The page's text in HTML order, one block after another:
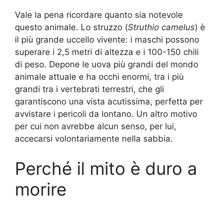
Vale la pena ricordare quanto sia notevole
questo animale. Lo struzzo (Struthio camelus) è
il più grande uccello vivente: i maschi possono
superare i 2,5 metri di altezza e i 100-150 chili
di peso. Depone le uova più grandi del mondo
animale attuale e ha occhi enormi, tra i più
grandi tra i vertebrati terrestri, che gli
garantiscono una vista acutissima, perfetta per
avvistare i pericoli da lontano. Un altro motivo
per cui non avrebbe alcun senso, per lui,
accecarsi volontariamente nella sabbia.
Perché il mito è duro a
morire